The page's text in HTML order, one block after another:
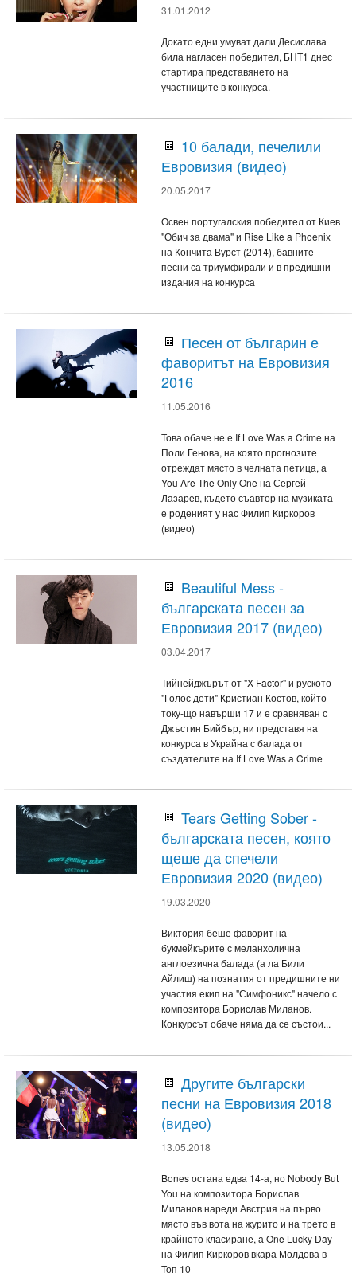
31.01.2012
Докато едни умуват дали Десислава
била нагласен победител, БНТ1 днес
стартира представянето на
участниците в конкурса.
10 балади, печелили
Евровизия (видео)
20.05.2017
Освен португалския победител от Киев
"Обич за двама" и Rise Like a Phoenix
на Кончита Вурст (2014), бавните
песни са триумфирали и в предишни
издания на конкурса
Песен от българин е
фаворитът на Евровизия
2016
11.05.2016
Това обаче не е If Love Was a Crime на
Поли Генова, на която прогнозите
отреждат място в челната петица, а
You Are The Only One на Сергей
Лазарев, където съавтор на музиката
е роденият у нас Филип Киркоров
(видео)
Beautiful Mess -
българската песен за
Евровизия 2017 (видео)
03.04.2017
Тийнейджърът от "X Factor" и руското
"Голос дети" Кристиан Костов, който
току-що навърши 17 и е сравняван с
Джъстин Бийбър, ни представя на
конкурса в Украйна с балада от
създателите на If Love Was a Crime
Tears Getting Sober -
българската песен, която
щеше да спечели
Евровизия 2020 (видео)
19.03.2020
Виктория беше фаворит на
букмейкърите с меланхолична
англоезична балада (а ла Били
Айлиш) на познатия от предишните ни
участия екип на "Симфоникс" начело с
композитора Борислав Миланов.
Конкурсът обаче няма да се състои...
Другите български
песни на Евровизия 2018
(видео)
13.05.2018
Bones остана едва 14-а, но Nobody But
You на композитора Борислав
Миланов нареди Австрия на първо
място във вота на журито и на трето в
крайното класиране, а One Lucky Day
на Филип Киркоров вкара Молдова в
Топ 10